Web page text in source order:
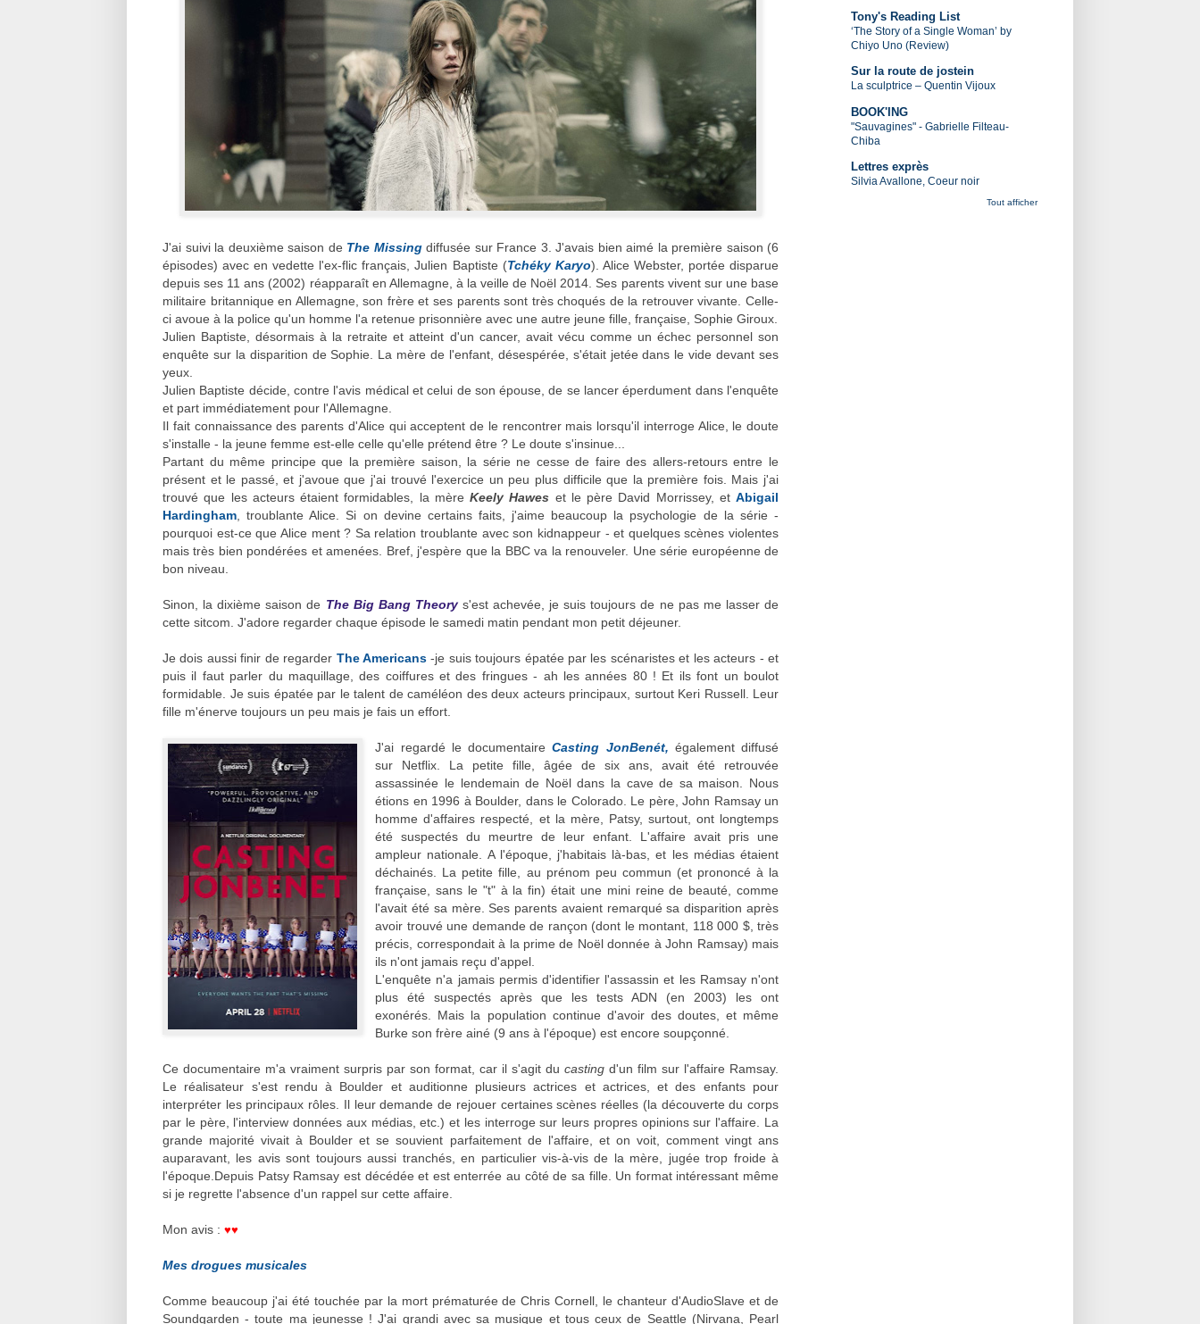
J'ai suivi la deuxième saison de The Missingdiffusée sur France 3. J'avais bien aimé la première saison (6
épisodes) avec en vedette l'ex-flic français, Julien Baptiste (Tchéky Karyo). Alice Webster, portée disparue
depuis ses 11 ans (2002) réapparaît en Allemagne, à la veille de Noël 2014. Ses parents vivent sur une base
militaire britannique en Allemagne, son frère et ses parents sont très choqués de la retrouver vivante. Celle-
ci avoue à la police qu'un homme l'a retenue prisonnière avec une autre jeune fille, française, Sophie Giroux.
Julien Baptiste, désormais à la retraite et atteint d'un cancer, avait vécu comme un échec personnel son
enquête sur la disparition de Sophie. La mère de l'enfant, désespérée, s'était jetée dans le vide devant ses
yeux.
Julien Baptiste décide, contre l'avis médical et celui de son épouse, de se lancer éperdument dans l'enquête
et part immédiatement pour l'Allemagne.
Il fait connaissance des parents d'Alice qui acceptent de le rencontrer mais lorsqu'il interroge Alice, le doute
s'installe - la jeune femme est-elle celle qu'elle prétend être ? Le doute s'insinue...
Partant du même principe que la première saison, la série ne cesse de faire des allers-retours entre le
présent et le passé, et j'avoue que j'ai trouvé l'exercice un peu plus difficile que la première fois. Mais j'ai
trouvé que les acteurs étaient formidables, la mère Keely Hawes et le père David Morrissey, et Abigail
Hardingham , troublante Alice. Si on devine certains faits, j'aime beaucoup la psychologie de la série -
pourquoi est-ce que Alice ment ? Sa relation troublante avec son kidnappeur - et quelques scènes violentes
mais très bien pondérées et amenées. Bref, j'espère que la BBC va la renouveler. Une série européenne de
bon niveau.
Sinon, la dixième saison de The Big Bang Theorys'est achevée, je suis toujours de ne pas me lasser de
cette sitcom. J'adore regarder chaque épisode le samedi matin pendant mon petit déjeuner.
Je dois aussi finir de regarder The Americans-je suis toujours épatée par les scénaristes et les acteurs - et
puis il faut parler du maquillage, des coiffures et des fringues - ah les années 80 ! Et ils font un boulot
formidable. Je suis épatée par le talent de caméléon des deux acteurs principaux, surtout Keri Russell. Leur
fille m'énerve toujours un peu mais je fais un effort.
J'ai regardé le documentaireCasting JonBenét, également diffusé
sur Netflix. La petite fille, âgée de six ans, avait été retrouvée
assassinée le lendemain de Noël dans la cave de sa maison. Nous
étions en 1996 à Boulder, dans le Colorado. Le père, John Ramsay un
homme d'affaires respecté, et la mère, Patsy, surtout, ont longtemps
été suspectés du meurtre de leur enfant. L'affaire avait pris une
ampleur nationale. A l'époque, j'habitais là-bas, et les médias étaient
déchainés. La petite fille, au prénom peu commun (et prononcé à la
française, sans le "t" à la fin) était une mini reine de beauté, comme
l'avait été sa mère. Ses parents avaient remarqué sa disparition après
avoir trouvé une demande de rançon (dont le montant, 118 000 $, très
précis, correspondait à la prime de Noël donnée à John Ramsay) mais
ils n'ont jamais reçu d'appel.
L'enquête n'a jamais permis d'identifier l'assassin et les Ramsay n'ont
plus été suspectés après que les tests ADN (en 2003) les ont
exonérés. Mais la population continue d'avoir des doutes, et même
Burke son frère ainé (9 ans à l'époque) est encore soupçonné.
Ce documentaire m'a vraiment surpris par son format, car il s'agit du casting d'un film sur l'affaire Ramsay.
Le réalisateur s'est rendu à Boulder et auditionne plusieurs actrices et actrices, et des enfants pour
interpréter les principaux rôles. Il leur demande de rejouer certaines scènes réelles (la découverte du corps
par le père, l'interview données aux médias, etc.) et les interroge sur leurs propres opinions sur l'affaire. La
grande majorité vivait à Boulder et se souvient parfaitement de l'affaire, et on voit, comment vingt ans
auparavant, les avis sont toujours aussi tranchés, en particulier vis-à-vis de la mère, jugée trop froide à
l'époque.Depuis Patsy Ramsay est décédée et est enterrée au côté de sa fille. Un format intéressant même
si je regrette l'absence d'un rappel sur cette affaire.
Mon avis : ♥♥
Mes drogues musicales
Comme beaucoup j'ai été touchée par la mort prématurée de Chris Cornell, le chanteur d'AudioSlave et de
Soundgarden - toute ma jeunesse ! J'ai grandi avec sa musique et tous ceux de Seattle (Nirvana, Pearl
Tony's Reading List
‘The Story of a Single Woman’ by
Chiyo Uno (Review)
Sur la route de jostein
La sculptrice – Quentin Vijoux
BOOK'ING
"Sauvagines" - Gabrielle Filteau-
Chiba
Lettres exprès
Silvia Avallone, Coeur noir
Tout afficher